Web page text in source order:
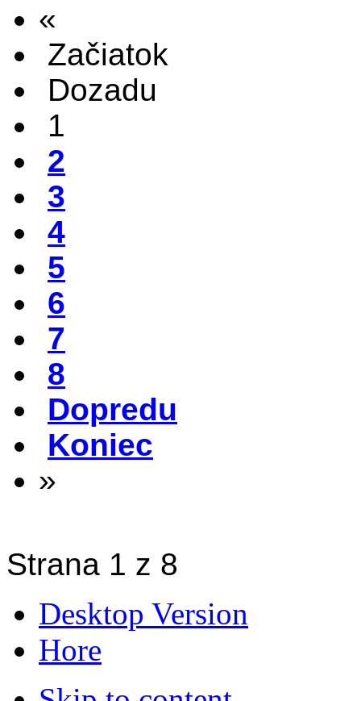
«
Začiatok
Dozadu
1
2
3
4
5
6
7
8
Dopredu
Koniec
»
Strana 1 z 8
Desktop Version
Hore